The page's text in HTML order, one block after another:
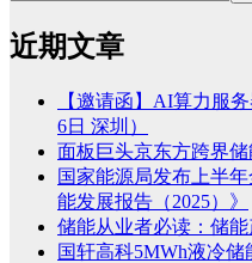
近期文章
【邀请函】AI算力服
6日 深圳）
面板巨头京东方跨界
国家能源局发布上半
能发展报告（2025）》
储能从业者必读：储
国轩高科5MWh液冷